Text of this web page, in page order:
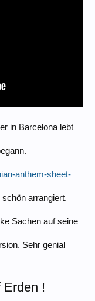
in Barcelona lebt
anthem-sheet-
arrangiert.
Sachen auf seine
Sehr genial
Erden !